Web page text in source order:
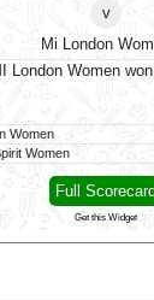
v
Mi London
London Women
Women
Women
Full Scorecard
Get this Widget